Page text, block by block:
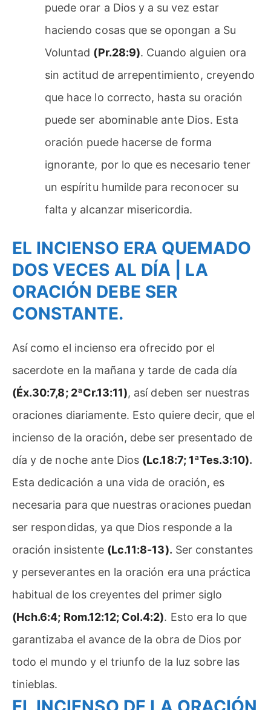
puede orar a Dios y a su vez estar
haciendo cosas que se opongan a Su
Voluntad (Pr.28:9). Cuando alguien ora
sin actitud de arrepentimiento, creyendo
que hace lo correcto, hasta su oración
puede ser abominable ante Dios. Esta
oración puede hacerse de forma
ignorante, por lo que es necesario tener
un espíritu humilde para reconocer su
falta y alcanzar misericordia.
EL INCIENSO ERA QUEMADO
DOS VECES AL DÍA | LA
ORACIÓN DEBE SER
CONSTANTE.
Así como el incienso era ofrecido por el
sacerdote en la mañana y tarde de cada día
(Éx.30:7,8; 2ªCr.13:11), así deben ser nuestras
oraciones diariamente. Esto quiere decir, que el
incienso de la oración, debe ser presentado de
día y de noche ante Dios (Lc.18:7; 1ªTes.3:10).
Esta dedicación a una vida de oración, es
necesaria para que nuestras oraciones puedan
ser respondidas, ya que Dios responde a la
oración insistente (Lc.11:8-13). Ser constantes
y perseverantes en la oración era una práctica
habitual de los creyentes del primer siglo
(Hch.6:4; Rom.12:12; Col.4:2). Esto era lo que
garantizaba el avance de la obra de Dios por
todo el mundo y el triunfo de la luz sobre las
tinieblas.